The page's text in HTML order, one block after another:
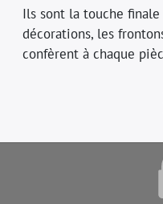
Ils sont la touche finale
décorations, les
confèrent à chaque